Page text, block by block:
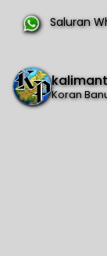
Saluran
Koran